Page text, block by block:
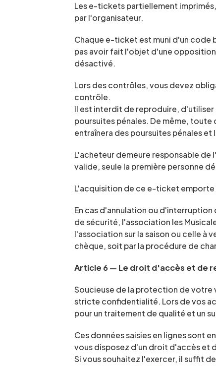
Les e-tickets partiellement
par l'organisateur.
Chaque e-ticket est muni d'un code
pas avoir fait l'objet d'une
désactivé.
Lors des contrôles, vous devez
contrôle.
Il est interdit de reproduire,
poursuites pénales. De même,
entraînera des poursuites pénales
L'acheteur demeure responsable
valide, seule la première personne
L'acquisition de ce e-ticket emporte
En cas d'annulation ou
de sécurité, l'association les
l'association sur la saison ou celle à
chèque, soit par la procédure de
Article 6 — Le droit d'accès et de
Soucieuse de la protection de votre
stricte confidentialité. Lors de vos
pour un traitement de qualité et un
Ces données saisies en lignes sont
vous disposez d'un droit d'accès et
Si vous souhaitez l'exercer, il suffit